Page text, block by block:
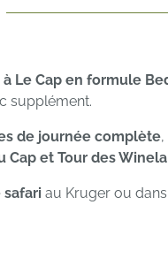
Le Cap en formule
supplément.
de journée complète
Cap et Tour des
safari au Kruger ou